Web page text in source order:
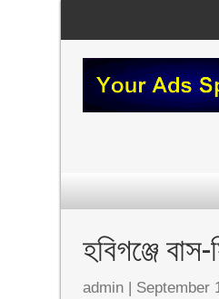
হবিগঞ্জে
admin | September